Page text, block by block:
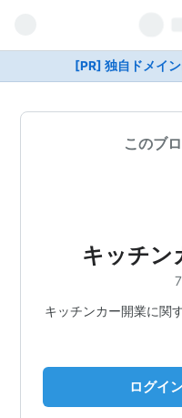
[PR] 独自ドメイ
このブ
キッチン
キッチンカー開業に関
ログイ